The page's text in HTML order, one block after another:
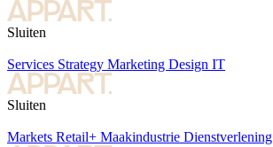
Sluiten
Services Strategy Marketing Design IT
Sluiten
Markets Retail+ Maakindustrie Dienstverlening